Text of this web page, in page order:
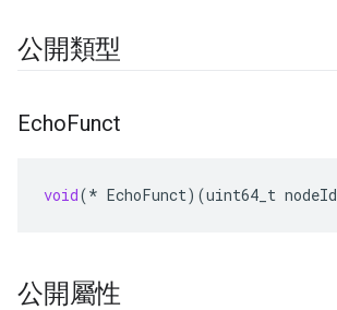
公開類型
EchoFunct
void(* EchoFunct)(uint64_t nodeId
公開屬性